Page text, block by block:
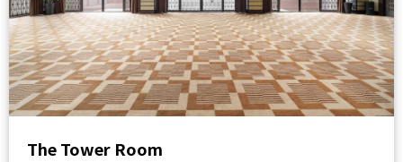
The Tower Room